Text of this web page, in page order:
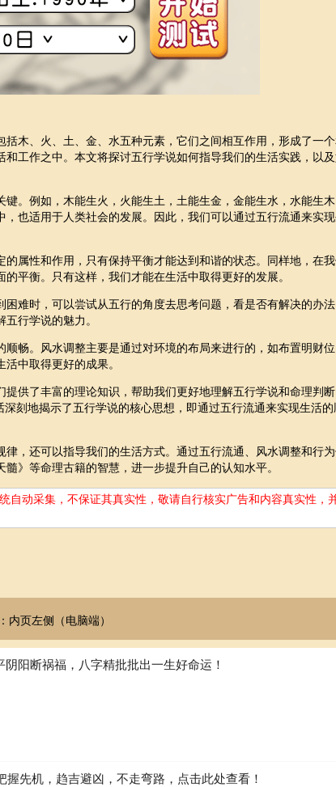
木、火、土、金、水五种元素，它们之间相互作用，形成了一
工作之中。本文将探讨五行学说如何指导我们的生活实践，以
。例如，木能生火，火能生土，土能生金，金能生水，水能生
也适用于人类社会的发展。因此，我们可以通过五行流通来实
属性和作用，只有保持平衡才能达到和谐的状态。同样地，在
平衡。只有这样，我们才能在生活中取得更好的发展。
难时，可以尝试从五行的角度去思考问题，看是否有解决的办
行学说的魅力。
畅。风水调整主要是通过对环境的布局来进行的，如布置明财
中取得更好的成果。
供了丰富的理论知识，帮助我们更好地理解五行学说和命理判
刻地揭示了五行学说的核心思想，即通过五行流通来实现生活的
，还可以指导我们的生活方式。通过五行流通、风水调整和行
》等命理古籍的智慧，进一步提升自己的认知水平。
自动采集，不保证其真实性，敬请自行核实广告和内容真实性，
内页左侧（电脑端）
阳断祸福，八字精批批出一生好命运！
握先机，趋吉避凶，不走弯路，点击此处查看！